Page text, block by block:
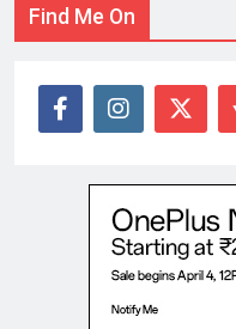
Find Me On